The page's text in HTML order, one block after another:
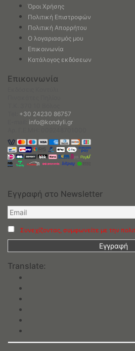
Όροι Χρήσης
Πολιτική Επιστροφών
Πολιτική Απορρήτου
Ο λογαριασμός μου
Επικοινωνία
Κατάλογος εκδόσεων
Επικοινωνία
+30 24230 86757
info@kondyli.gr
Εγγραφή στο Newsletter
Συνεχίζοντας, συμφωνείτε με την
Translate: